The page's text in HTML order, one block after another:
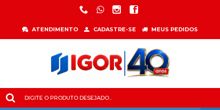
ATENDIMENTO CADASTRE-SE MEUS PEDIDOS